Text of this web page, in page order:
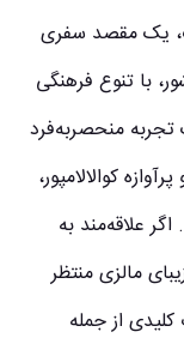
یک مقصد سفری
با تنوع فرهنگی
منحصربه‌فرد
کوالالامپور،
علاقه‌مند به
مالزی منتظر
از جمله